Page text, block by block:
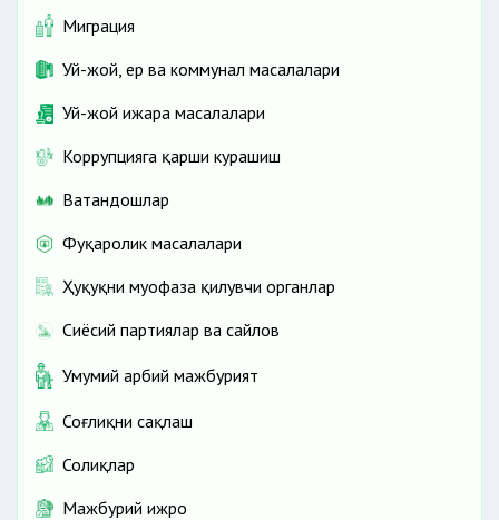
Миграция
Уй-жой, ер ва коммунал масалалари
Уй-жой ижара масалалари
Коррупцияга қарши курашиш
Ватандошлар
Фуқаролик масалалари
Ҳуқуқни муҳофаза қилувчи органлар
Сиёсий партиялар ва сайлов
Умумий ҳарбий мажбурият
Соғлиқни сақлаш
Солиқлар
Мажбурий ижро